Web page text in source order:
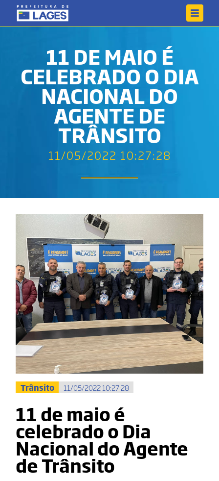
11 DE MAIO É
CELEBRADO O DIA
NACIONAL DO
AGENTE DE
TRÂNSITO
11/05/2022 10:27:28
Trânsito 11/05/2022 10:27:28
11 de maio é
celebrado o Dia
Nacional do Agente
de Trânsito